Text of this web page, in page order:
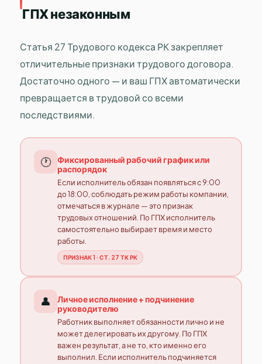
ГПХ незаконным
Статья 27 Трудового кодекса РК закрепляет
отличительные признаки трудового договора.
Достаточно одного — и ваш ГПХ автоматически
превращается в трудовой со всеми
последствиями.
🕐
Фиксированный рабочий график или
распорядок
Если исполнитель обязан появляться с 9:00
до 18:00, соблюдать режим работы компании,
отмечаться в журнале — это признак
трудовых отношений. По ГПХ исполнитель
самостоятельно выбирает время и место
работы.
ПРИЗНАК 1 · СТ. 27 ТК РК
👤
Личное исполнение + подчинение
руководителю
Работник выполняет обязанности лично и не
может делегировать их другому. По ГПХ
важен результат, а не то, кто именно его
выполнил. Если исполнитель подчиняется